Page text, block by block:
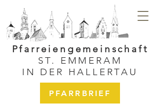
Pfarreiengemeinschaft
ST. EMMERAM
IN DER HALLERTAU
PFARRBRIEF